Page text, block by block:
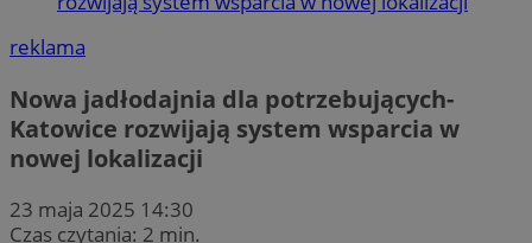
reklama
Nowa jadłodajnia dla potrzebujących-
Katowice rozwijają system wsparcia w
nowej lokalizacji
23 maja 2025 14:30
Czas czytania: 2 min.